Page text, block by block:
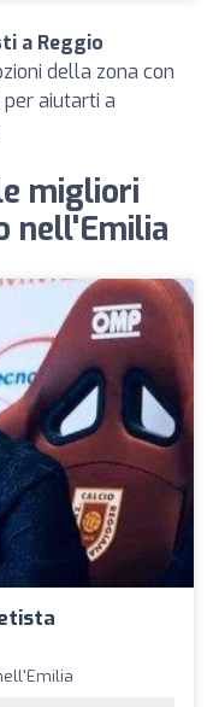
a Reggio
della zona con
aiutarti a
migliori
nell'Emilia